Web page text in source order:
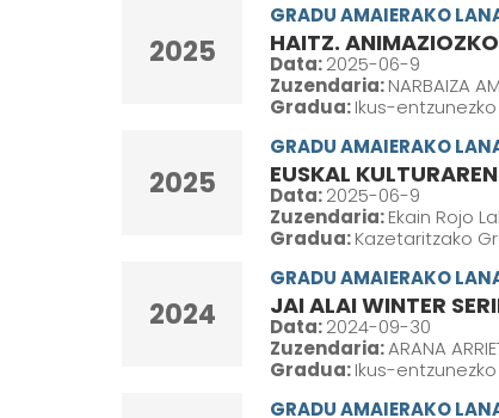
2025
GRADU AMAIERAKO
HAITZ.
Data:2025-06-9
Zuzendaria:NARBAIZA
Gradua:Ikus-
2025
GRADU AMAIERAKO
EUSKAL
Data:2025-06-9
Zuzendaria:Ekain Rojo
Gradua:Kazetaritzako
2024
GRADU AMAIERAKO
JAI ALAI WINTER
Data:2024-09-30
Zuzendaria:ARANA
Gradua:Ikus-
GRADU AMAIERAKO